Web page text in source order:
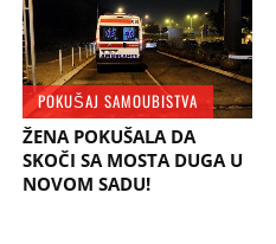
POKUŠAJ SAMOUBISTVA
ŽENA POKUŠALA DA
SKOČI SA MOSTA DUGA U
NOVOM SADU!